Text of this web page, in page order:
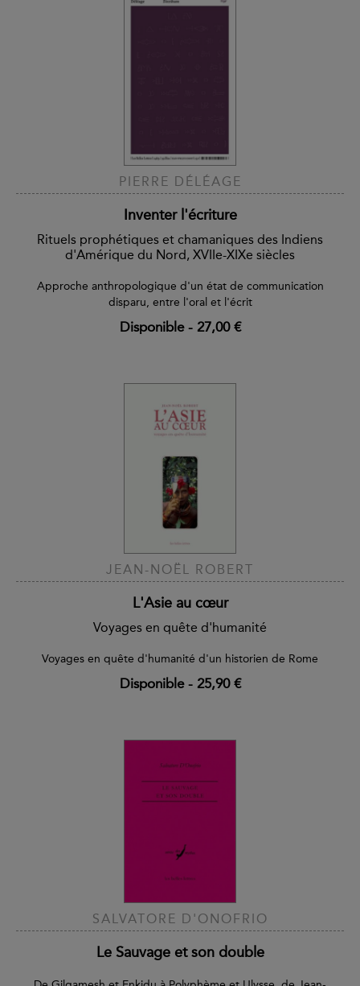
PIERRE DÉLÉAGE
Inventer l'écriture
Rituels prophétiques et chamaniques des Indiens
d'Amérique du Nord, XVIIe-XIXe siècles
Approche anthropologique d'un état de communication
disparu, entre l'oral et l'écrit
Disponible- 27,00 €
JEAN-NOËL ROBERT
L'Asie au cœur
Voyages en quête d'humanité
Voyages en quête d'humanité d'un historien de Rome
Disponible- 25,90 €
SALVATORE D'ONOFRIO
Le Sauvage et son double